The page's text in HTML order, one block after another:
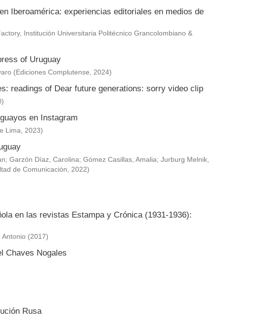
Iberoamérica: experiencias editoriales en medios de
Institución Universitaria Politécnico Grancolombiano &
of Uruguay
(Ediciones Complutense, 2024)
readings of Dear future generations: sorry video clip
)
en Instagram
Lima, 2023)
; Garzón Díaz, Carolina; Gómez Casillas, Amalia; Jurburg Melnik,
de Comunicación, 2022)
en las revistas Estampa y Crónica (1931-1936):
Antonio (2017)
Chaves Nogales
Rusa